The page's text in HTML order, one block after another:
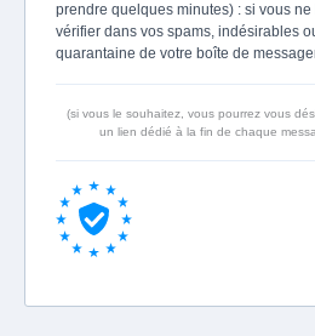
prendre quelques minutes) : si vous
vérifier dans vos spams, indésirables
quarantaine de votre boîte de
(si vous le souhaitez, vous pourrez vous
un lien dédié à la fin de chaque